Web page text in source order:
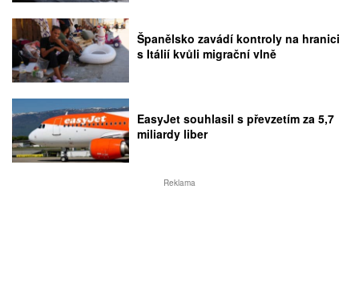
Španělsko zavádí kontroly na hranici
s Itálií kvůli migrační vlně
EasyJet souhlasil s převzetím za 5,7
miliardy liber
Reklama